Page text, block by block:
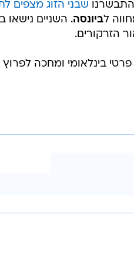
שבני הזוג מצפים
לביונסה
הזרקורים.
בינלאומי ומחכה לפרוץ